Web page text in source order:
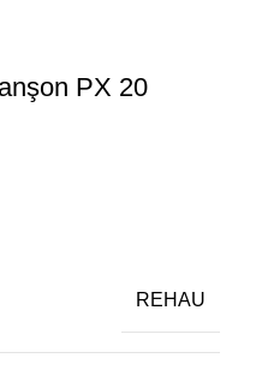
PX 20
REHAU